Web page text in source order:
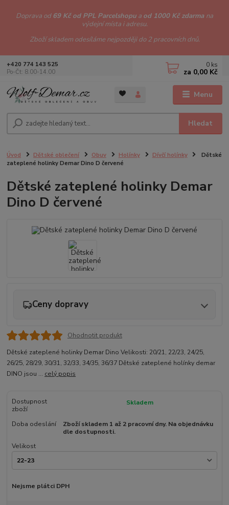
Doprava od69 Kč od PPL Parcelshopu a od 1000 Kč zdarma na
výdejní místa i adresu.
Zboží skladem odesíláme nejpozději do 2 pracovních dnů.
Menu
Hledat
+420 774 143 525
Po-Čt: 8.00-14.00
0 ks
za 0,00 Kč
Úvod Dětské oblečení Obuv Holínky Dívčí holínky
Dětské
zateplené holinky Demar Dino D červené
Dětské zateplené holinky Demar
Dino D červené
Ceny dopravy
Ohodnotit produkt
Dětské zateplené holinky Demar Dino Velikosti: 20/21, 22/23, 24/25,
26/25, 28/29, 30/31, 32/33, 34/35, 36/37 Dětské zateplené holínky demar
DINO jsou ... celý popis
Dostupnost
zboží
Skladem
Doba odeslání
Zboží skladem 1 až 2 pracovní dny. Na objednávku
dle dostupnosti.
Velikost
Nejsme plátci DPH